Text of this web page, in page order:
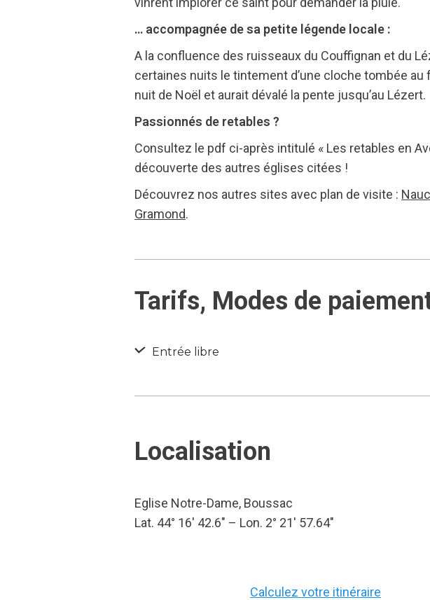
… accompagnée de sa petite légende locale :
A la confluence des ruisseaux du Couffignan et du
certaines nuits le tintement d’une cloche tombée au
nuit de Noël et aurait dévalé la pente jusqu’au Lézert.
Passionnés de retables ?
Consultez le pdf ci-après intitulé « Les retables en
découverte des autres églises citées !
Découvrez nos autres sites avec plan de visite :
Gramond.
Tarifs, Modes de
Entrée libre
Localisation
Eglise Notre-Dame, Boussac
Lat. 44° 16′ 42.6″ – Lon. 2° 21′ 57.64″
Calculez votre itinéraire